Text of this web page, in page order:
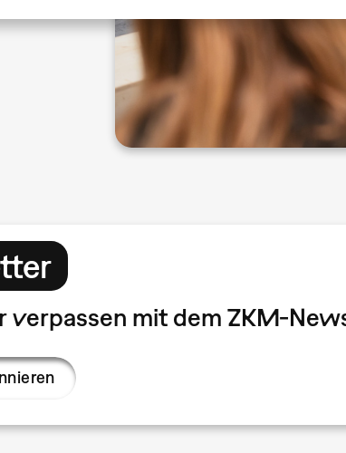
verpassen mit dem ZKM-